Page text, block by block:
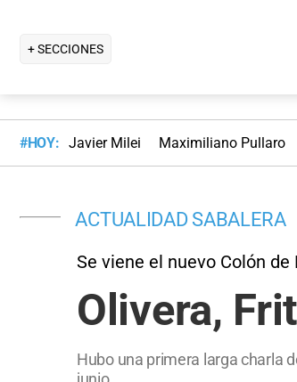
+ SECCIONES
#HOY: Javier Milei Maximiliano Pullaro
ACTUALIDAD SABALERA
Se viene el nuevo Colón de
Olivera,
Hubo una primera larga charla